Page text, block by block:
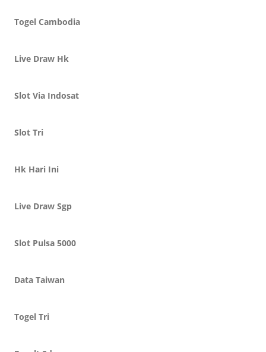
Togel Cambodia
Live Draw Hk
Slot Via Indosat
Slot Tri
Hk Hari Ini
Live Draw Sgp
Slot Pulsa 5000
Data Taiwan
Togel Tri